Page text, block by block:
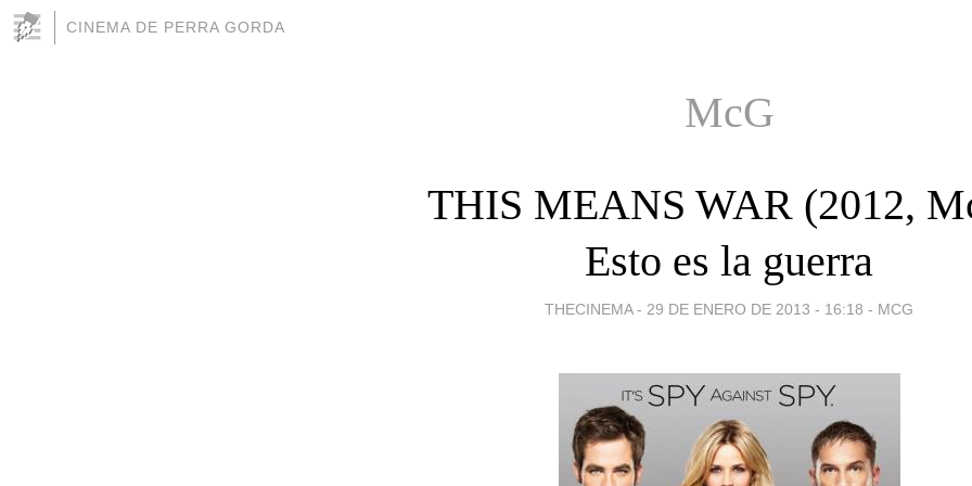
CINEMA DE PERRA GORDA
McG
THIS MEANS WAR (2012,
Esto es la guerra
THECINEMA - 29 DE ENERO DE 2013 - 16:18 - MCG